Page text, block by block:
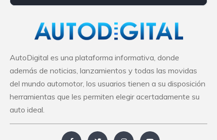
AutoDigital es una plataforma informativa, donde
además de noticias, lanzamientos y todas las movidas
del mundo automotor, los usuarios tienen a su disposición
herramientas que les permiten elegir acertadamente su
auto ideal.